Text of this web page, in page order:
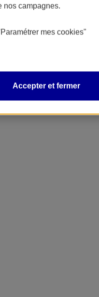
nos campagnes.
mes cookies"
Accepter et fermer